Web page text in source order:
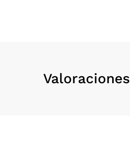
Valoraciones